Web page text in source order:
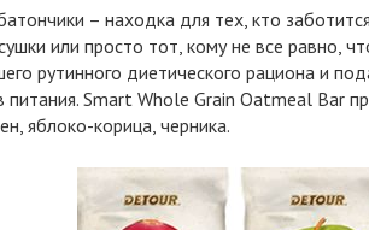
– находка для тех, кто
или просто тот, кому не все равно,
рутинного диетического рациона и
Smart Whole Grain Oatmeal Bar
яблоко-корица, черника.